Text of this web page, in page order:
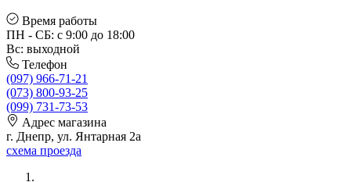
Время работы
ПН - СБ: с 9:00 до 18:00
Вс: выходной
Телефон
(097) 966-71-21
(073) 800-93-25
(099) 731-73-53
Адрес магазина
г. Днепр, ул. Янтарная 2а
схема проезда